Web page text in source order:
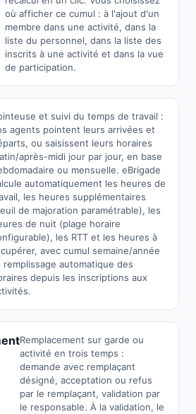
où afficher ce cumul : à l'ajout d'un
membre dans une activité, dans la
liste du personnel, dans la liste des
inscrits à une activité et dans la vue
de participation.
et suivi du temps de travail :
agents pointent leurs arrivées et
ou saisissent leurs horaires
après-midi jour par jour, en base
ou mensuelle. eBrigade
automatiquement les heures de
les heures supplémentaires
de majoration paramétrable), les
de nuit (plage horaire
les RTT et les heures à
avec cumul semaine/année
remplissage automatique des
depuis les inscriptions aux
Remplacement sur garde ou
activité en trois temps :
demande avec remplaçant
désigné, acceptation ou refus
par le remplaçant, validation par
le responsable. À la validation, le